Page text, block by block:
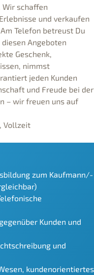
schaffen
und verkaufen
Telefon betreust Du
Angeboten
Geschenk,
nimmst
jeden Kunden
und Freude bei der
– wir freuen uns auf
Vollzeit
zum Kaufmann/-
Kunden und
und
kundenorientiertes